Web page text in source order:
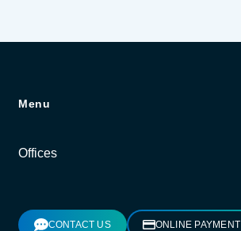
Menu
Offices
CONTACT US ONLINE PAYMENT